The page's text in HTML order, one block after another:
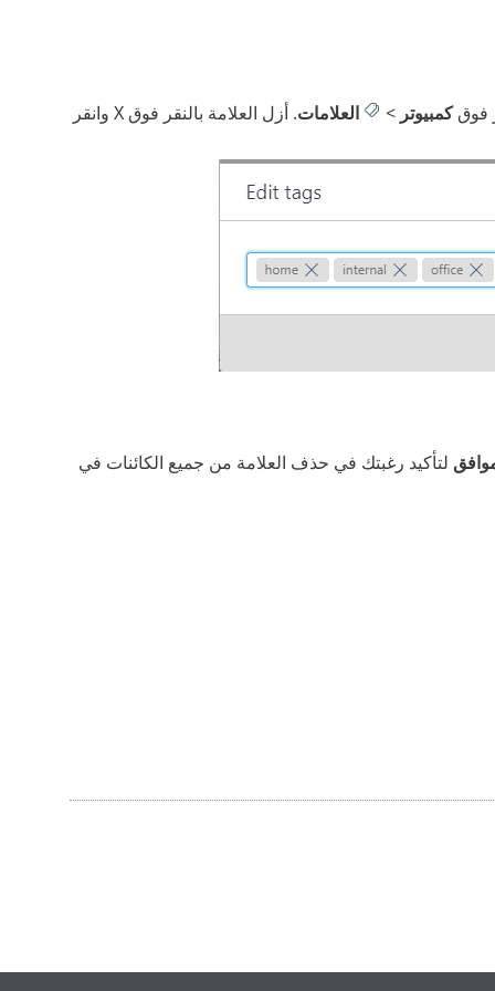
فوقكمبيوتر > العلامات . أزل العلامة بالنقر فوق X وانقر
لتأكيد رغبتك في حذف العلامة من جميع الكائنات في